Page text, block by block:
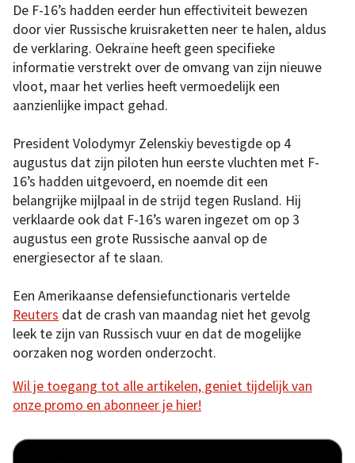
De F-16’s hadden eerder hun effectiviteit bewezen
door vier Russische kruisraketten neer te halen, aldus
de verklaring. Oekraïne heeft geen specifieke
informatie verstrekt over de omvang van zijn nieuwe
vloot, maar het verlies heeft vermoedelijk een
aanzienlijke impact gehad.
President Volodymyr Zelenskiy bevestigde op 4
augustus dat zijn piloten hun eerste vluchten met F-
16’s hadden uitgevoerd, en noemde dit een
belangrijke mijlpaal in de strijd tegen Rusland. Hij
verklaarde ook dat F-16’s waren ingezet om op 3
augustus een grote Russische aanval op de
energiesector af te slaan.
Een Amerikaanse defensiefunctionaris vertelde
Reuters dat de crash van maandag niet het gevolg
leek te zijn van Russisch vuur en dat de mogelijke
oorzaken nog worden onderzocht.
Wil je toegang tot alle artikelen, geniet tijdelijk van
onze promo en abonneer je hier!